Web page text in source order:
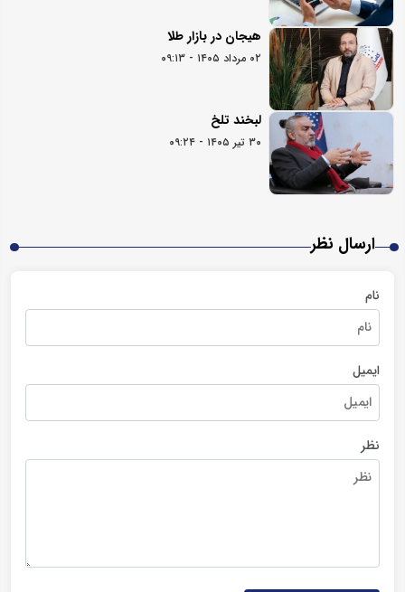
هیجان در بازار طلا
۰۲ مرداد ۱۴۰۵ - ۰۹:۱۳
لبخند تلخ
۳۰ تیر ۱۴۰۵ - ۰۹:۲۴
ارسال نظر
نام
ایمیل
نظر